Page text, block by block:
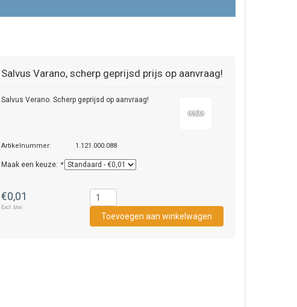
Salvus Varano, scherp geprijsd prijs op aanvraag!
Salvus Verano. Scherp geprijsd op aanvraag!
Artikelnummer: 1.121.000.088
Maak een keuze: *
€0,01
Excl. btw